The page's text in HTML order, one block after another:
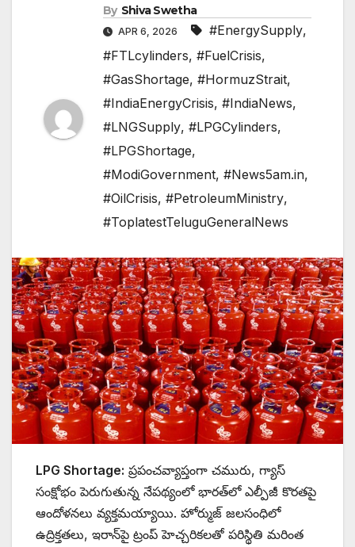
By Shiva Swetha
APR 6, 2026 #EnergySupply,
#FTLcylinders, #FuelCrisis,
#GasShortage, #HormuzStrait,
#IndiaEnergyCrisis, #IndiaNews,
#LNGSupply, #LPGCylinders,
#LPGShortage,
#ModiGovernment, #News5am.in,
#OilCrisis, #PetroleumMinistry,
#ToplatestTeluguGeneralNews
LPG Shortage: ప్రపంచవ్యాప్తంగా చమురు, గ్యాస్
సంక్షోభం పెరుగుతున్న నేపథ్యంలో భారత్‌లో ఎల్పీజీ కొరతపై
ఆందోళనలు వ్యక్తమయ్యాయి. హోర్ముజ్ జలసంధిలో
ఉద్రిక్తతలు, ఇరాన్‌పై ట్రంప్ హెచ్చరికలతో పరిస్థితి మరింత